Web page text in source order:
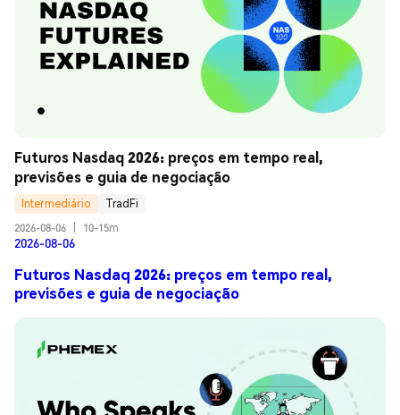
Futuros Nasdaq 2026: preços em tempo real,
previsões e guia de negociação
Intermediário
TradFi
2026-08-06
10-15m
2026-08-06
Futuros Nasdaq 2026: preços em tempo real,
previsões e guia de negociação